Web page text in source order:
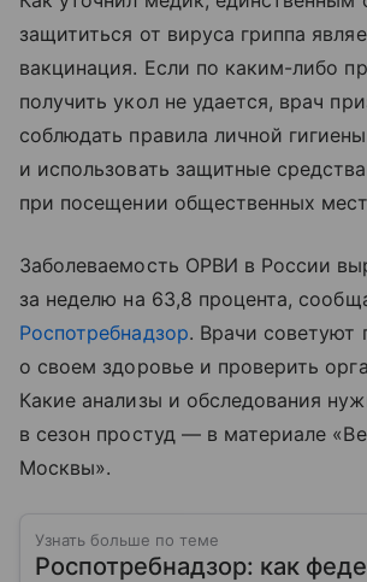
защититься от вируса гриппа
вакцинация. Если по каким-либо
получить укол не удается, врач
соблюдать правила личной гигиены
и использовать защитные средства
при посещении общественных
Заболеваемость ОРВИ в России
за неделю на 63,8 процента,
Роспотребнадзор. Врачи советуют
о своем здоровье и проверить
Какие анализы и обследования
в сезон простуд — в материале
Москвы».
Узнать больше по теме
Роспотребнадзор: как